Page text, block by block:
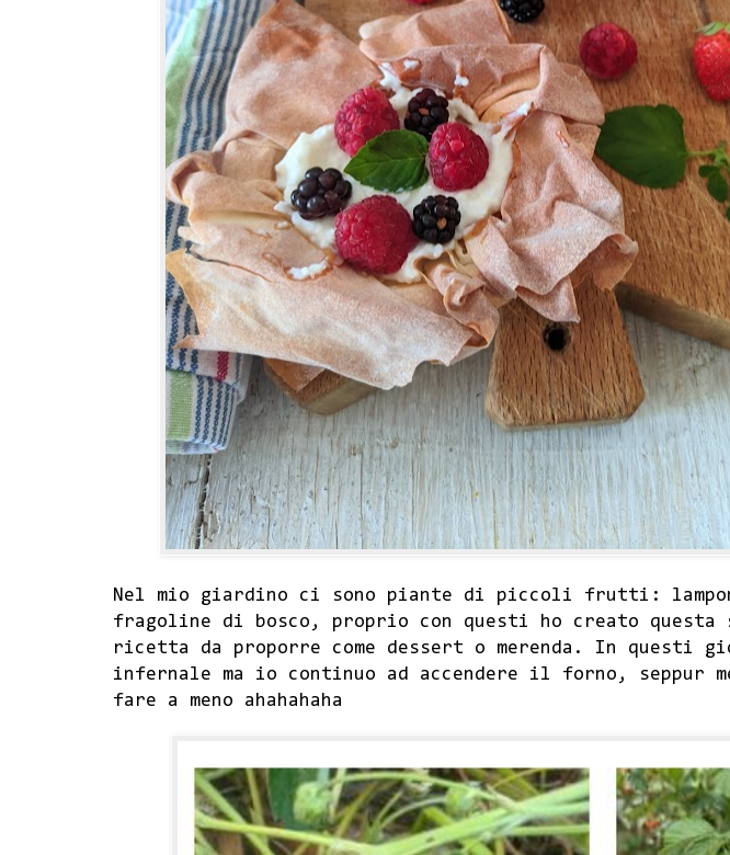
Nel mio giardino ci sono piante di piccoli frutti:
fragoline di bosco, proprio con questi ho creato questa
ricetta da proporre come dessert o merenda. In questi
infernale ma io continuo ad accendere il forno, seppur
fare a meno ahahahaha